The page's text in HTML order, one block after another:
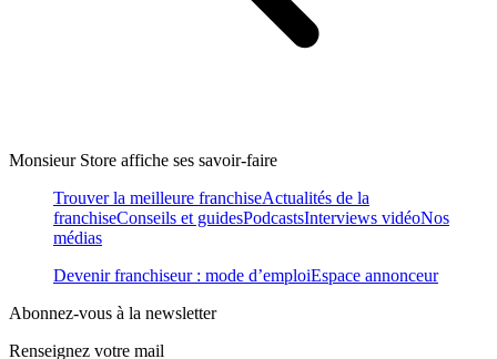
Monsieur Store affiche ses savoir-faire
Trouver la meilleure franchiseActualités de la
franchiseConseils et guidesPodcastsInterviews vidéoNos
médias
Devenir franchiseur : mode d’emploiEspace annonceur
Abonnez-vous à la newsletter
Renseignez votre mail